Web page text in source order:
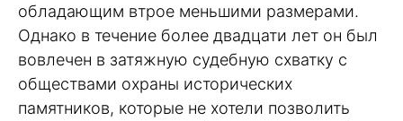
обладающим втрое меньшими размерами.
Однако в течение более двадцати лет он был
вовлечен в затяжную судебную схватку с
обществами охраны исторических
памятников, которые не хотели позволить